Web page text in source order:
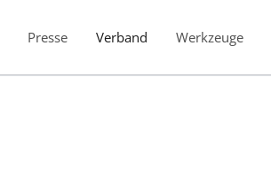
Presse Verband Werkzeuge